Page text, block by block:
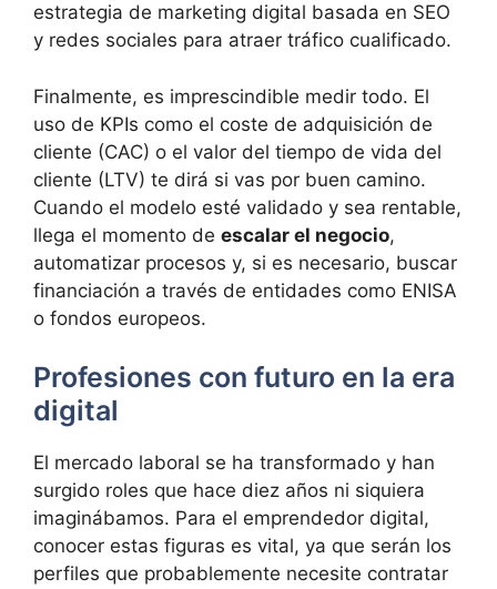
estrategia de marketing digital basada en SEO
y redes sociales para atraer tráfico cualificado.
Finalmente, es imprescindible medir todo. El
uso de KPIs como el coste de adquisición de
cliente (CAC) o el valor del tiempo de vida del
cliente (LTV) te dirá si vas por buen camino.
Cuando el modelo esté validado y sea rentable,
llega el momento de escalar el negocio,
automatizar procesos y, si es necesario, buscar
financiación a través de entidades como ENISA
o fondos europeos.
Profesiones con futuro en la era
digital
El mercado laboral se ha transformado y han
surgido roles que hace diez años ni siquiera
imaginábamos. Para el emprendedor digital,
conocer estas figuras es vital, ya que serán los
perfiles que probablemente necesite contratar